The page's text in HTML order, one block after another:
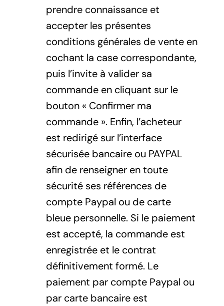
prendre connaissance et
accepter les présentes
conditions générales de vente en
cochant la case correspondante,
puis l’invite à valider sa
commande en cliquant sur le
bouton « Confirmer ma
commande ». Enfin, l’acheteur
est redirigé sur l’interface
sécurisée bancaire ou PAYPAL
afin de renseigner en toute
sécurité ses références de
compte Paypal ou de carte
bleue personnelle. Si le paiement
est accepté, la commande est
enregistrée et le contrat
définitivement formé. Le
paiement par compte Paypal ou
par carte bancaire est